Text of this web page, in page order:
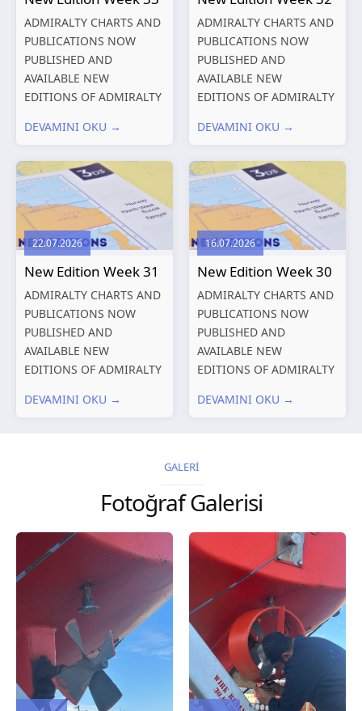
ADMIRALTY CHARTS AND
PUBLICATIONS NOW
PUBLISHED AND
AVAILABLE NEW
EDITIONS OF ADMIRALTY
PUBLICATIONS New
Charts published 13
August 2026 Chart
Title, limits
and other remarks
319
International chart
DEVAMINI OKU →
ADMIRALTY CHARTS AND
PUBLICATIONS NOW
PUBLISHED AND
AVAILABLE NEW
EDITIONS OF ADMIRALTY
PUBLICATIONS New
Charts published 06
August 2026 Chart Title,
limits and other remarks
1602 China – Chang...
DEVAMINI OKU →
22.07.2026
New Edition Week 31
ADMIRALTY CHARTS AND
PUBLICATIONS NOW
PUBLISHED AND
AVAILABLE NEW
EDITIONS OF ADMIRALTY
PUBLICATIONS New
remarks 127 Korea
DEVAMINI OKU →
16.07.2026
New Edition Week 30
ADMIRALTY CHARTS AND
PUBLICATIONS NOW
PUBLISHED AND
AVAILABLE NEW
EDITIONS OF ADMIRALTY
PUBLICATIONS New
2026 Chart
Title, limits and other
remarks 67 Gulf of...
DEVAMINI OKU →
GALERİ
Fotoğraf Galerisi
galeri 3